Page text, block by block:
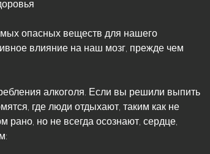
опасных веществ для нашего
влияние на наш мозг, прежде чем
алкоголя. Если вы решили выпить
где люди отдыхают, таким как не
рано, но не всегда осознают, сердце,